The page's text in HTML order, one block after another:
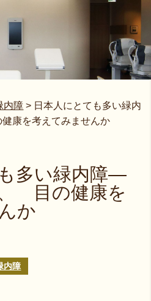
内障 > 日本人にとても多い緑内
康を考えてみませんか
多い緑内障―
目の健康を
か
内障